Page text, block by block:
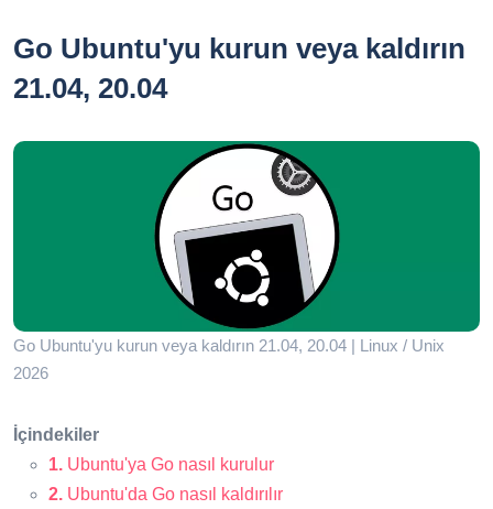
Go Ubuntu'yu kurun veya kaldırın
21.04, 20.04
Go Ubuntu'yu kurun veya kaldırın 21.04, 20.04 | Linux / Unix
2026
İçindekiler
1. Ubuntu'ya Go nasıl kurulur
2. Ubuntu'da Go nasıl kaldırılır